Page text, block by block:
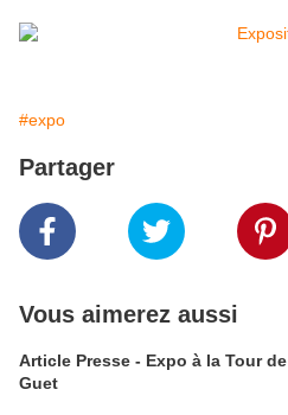
#expo
Partager
Vous aimerez aussi
Article Presse - Expo à la Tour de
Guet